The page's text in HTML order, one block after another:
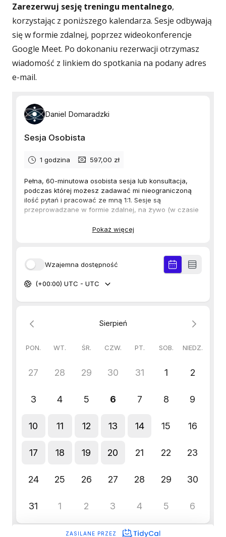
Zarezerwuj sesję treningu mentalnego,
korzystając z poniższego kalendarza. Sesje odbywają
się w formie zdalnej, poprzez wideokonferencje
Google Meet. Po dokonaniu rezerwacji otrzymasz
wiadomość z linkiem do spotkania na podany adres
e-mail.